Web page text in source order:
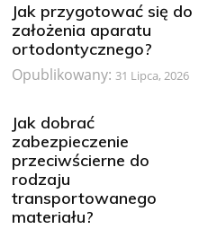
Jak przygotować się do
założenia aparatu
ortodontycznego?
Opublikowany: 31 Lipca, 2026
Jak dobrać
zabezpieczenie
przeciwścierne do
rodzaju
transportowanego
materiału?